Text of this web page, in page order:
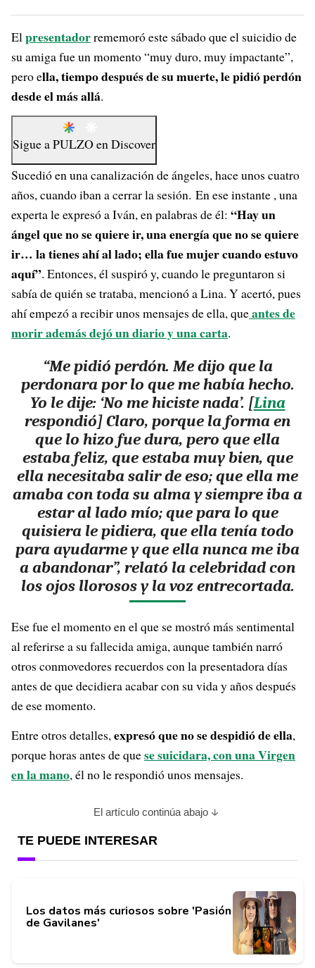
Elpresentadorrememoró este sábado que el suicidio de
su amiga fue un momento “muy duro, muy impactante”,
pero ella, tiempo después de su muerte, le pidió perdón
desde el más allá.
Sigue aPULZO enDiscover
Sucedió en una canalización de ángeles, hace unos cuatro
años, cuando iban a cerrar la sesión. En ese instante , una
experta le expresó a Iván, en palabras de él: “Hay un
ángel que no se quiere ir, una energía que no se quiere
ir… la tienes ahí al lado; ella fue mujer cuando estuvo
aquí”. Entonces, él suspiró y, cuando le preguntaron si
sabía de quién se trataba, mencionó a Lina. Y acertó, pues
ahí empezó a recibir unos mensajes de ella, queantes de
morir además dejó un diario y una carta.
“Me pidió perdón. Me dijo que la
perdonara por lo que me había hecho.
Yo le dije: ‘No me hiciste nada’. [Lina
respondió] Claro, porque la forma en
que lo hizo fue dura, pero que ella
estaba feliz, que estaba muy bien, que
ella necesitaba salir de eso; que ella me
amaba con toda su alma y siempre iba a
estar al lado mío; que para lo que
quisiera le pidiera, que ella tenía todo
para ayudarme y que ella nunca me iba
a abandonar”, relató la celebridad con
los ojos llorosos y la voz entrecortada.
Ese fue el momento en el que se mostró más sentimental
al referirse a su fallecida amiga, aunque también narró
otros conmovedores recuerdos con la presentadora días
antes de que decidiera acabar con su vida y años después
de ese momento.
Entre otros detalles,expresó que no se despidió de ella,
porque horas antes de quese suicidara, con una Virgen
en la mano, él no le respondió unos mensajes.
El artículo continúa abajo
TE PUEDE INTERESAR
Los datos más curiosos sobre 'Pasión
de Gavilanes'